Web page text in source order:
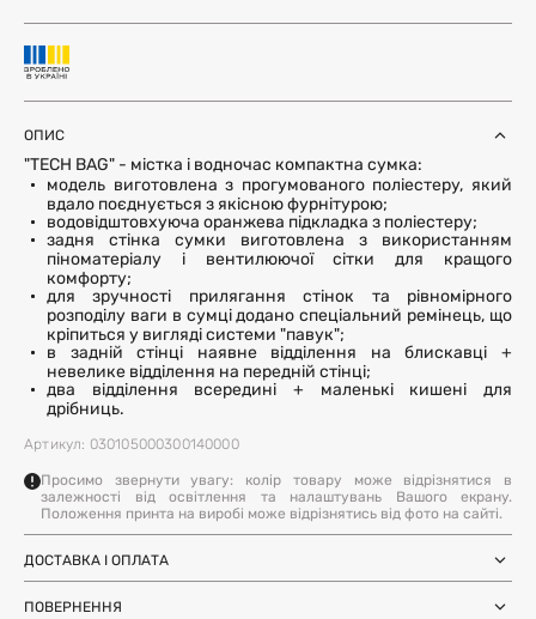
ОПИС
"TECH BAG" - містка і водночас компактна сумка:
модель виготовлена з прогумованого поліестеру, який
вдало поєднується з якісною фурнітурою;
водовідштовхуюча оранжева підкладка з поліестеру;
задня стінка сумки виготовлена з використанням
піноматеріалу і вентилюючої сітки для кращого
комфорту;
для зручності прилягання стінок та рівномірного
розподілу ваги в сумці додано спеціальний ремінець, що
кріпиться у вигляді системи "павук";
в задній стінці наявне відділення на блискавці +
невелике відділення на передній стінці;
два відділення всередині + маленькі кишені для
дрібниць.
Артикул: 030105000300140000
Просимо звернути увагу: колір товару може відрізнятися в
залежності від освітлення та налаштувань Вашого екрану.
Положення принта на виробі може відрізнятись від фото на сайті.
ДОСТАВКА І ОПЛАТА
Україні) 1-3 дні
ПОВЕРНЕННЯ